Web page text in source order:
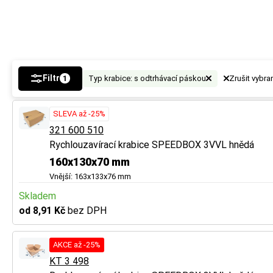
Filtr 1 Typ krabice: s odtrhávací páskou Zrušit
SLEVA až -25%
321 600 510
Rychlouzavírací krabice SPEEDBOX 3VVL hnědá
160x130x70 mm
Vnější: 163x133x76 mm
Skladem
od 8,91 Kč bez DPH
AKCE až -25%
KT 3 498
Více tipů pro
Více tipů pro